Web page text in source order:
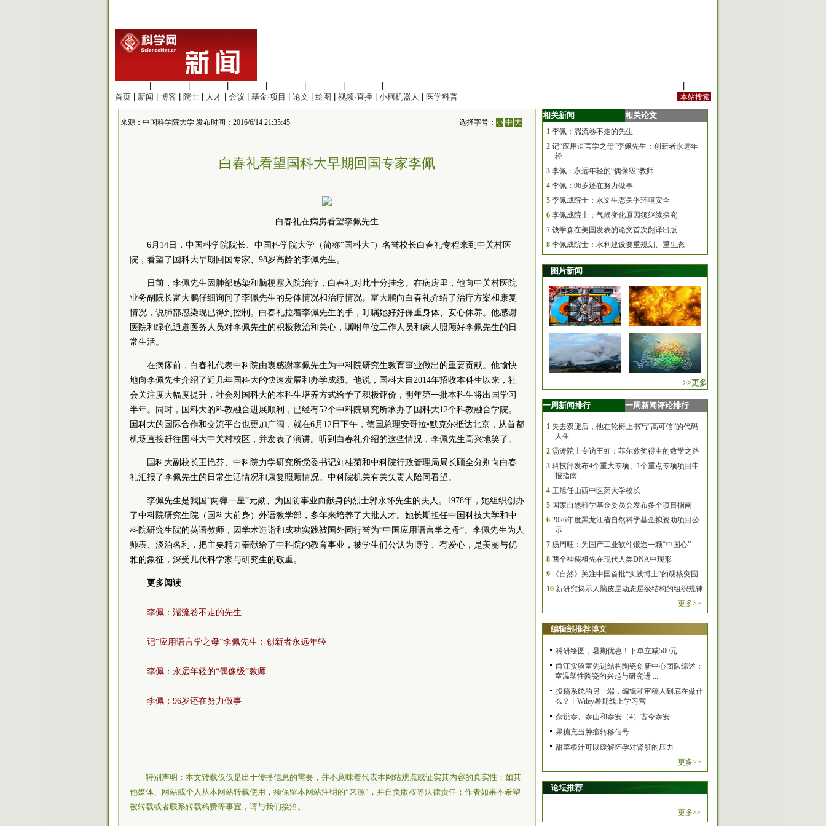
首页
新闻 博客 院士 人才 会议 基金·项目 论文 绘图 视频·直播 小柯机器人 医学科普
来源：中国科学院大学 发布时间：2016/6/14 21:35:45 选择字号：小 中 大
白春礼看望国科大早期回国专家李佩
白春礼在病房看望李佩先生
6月14日，中国科学院院长、中国科学院大学（简称“国科大”）名誉校长白春礼专程来到中关村医
院，看望了国科大早期回国专家、98岁高龄的李佩先生。
日前，李佩先生因肺部感染和脑梗塞入院治疗，白春礼对此十分挂念。在病房里，他向中关村医院
业务副院长富大鹏仔细询问了李佩先生的身体情况和治疗情况。富大鹏向白春礼介绍了治疗方案和康复
情况，说肺部感染现已得到控制。白春礼拉着李佩先生的手，叮嘱她好好保重身体、安心休养。他感谢
医院和绿色通道医务人员对李佩先生的积极救治和关心，嘱咐单位工作人员和家人照顾好李佩先生的日
常生活。
在病床前，白春礼代表中科院由衷感谢李佩先生为中科院研究生教育事业做出的重要贡献。他愉快
地向李佩先生介绍了近几年国科大的快速发展和办学成绩。他说，国科大自2014年招收本科生以来，社
会关注度大幅度提升，社会对国科大的本科生培养方式给予了积极评价，明年第一批本科生将出国学习
半年。同时，国科大的科教融合进展顺利，已经有52个中科院研究所承办了国科大12个科教融合学院。
国科大的国际合作和交流平台也更加广阔，就在6月12日下午，德国总理安哥拉•默克尔抵达北京，从首都
机场直接赶往国科大中关村校区，并发表了演讲。听到白春礼介绍的这些情况，李佩先生高兴地笑了。
国科大副校长王艳芬、中科院力学研究所党委书记刘桂菊和中科院行政管理局局长顾全分别向白春
礼汇报了李佩先生的日常生活情况和康复照顾情况。中科院机关有关负责人陪同看望。
李佩先生是我国“两弹一星”元勋、为国防事业而献身的烈士郭永怀先生的夫人。1978年，她组织创办
了中科院研究生院（国科大前身）外语教学部，多年来培养了大批人才。她长期担任中国科技大学和中
科院研究生院的英语教师，因学术造诣和成功实践被国外同行誉为“中国应用语言学之母”。李佩先生为人
师表、淡泊名利，把主要精力奉献给了中科院的教育事业，被学生们公认为博学、有爱心，是美丽与优
雅的象征，深受几代科学家与研究生的敬重。
更多阅读
李佩：湍流卷不走的先生
记“应用语言学之母”李佩先生：创新者永远年轻
李佩：永远年轻的“偶像级”教师
李佩：96岁还在努力做事
特别声明：本文转载仅仅是出于传播信息的需要，并不意味着代表本网站观点或证实其内容的真实性；如其
他媒体、网站或个人从本网站转载使用，须保留本网站注明的“来源”，并自负版权等法律责任；作者如果不希望
被转载或者联系转载稿费等事宜，请与我们接洽。
相关新闻 相关论文
1 李佩：湍流卷不走的先生
2 记“应用语言学之母”李佩先生：创新者永远年
轻
3 李佩：永远年轻的“偶像级”教师
4 李佩：96岁还在努力做事
5 李佩成院士：水文生态关乎环境安全
6 李佩成院士：气候变化原因须继续探究
7 钱学森在美国发表的论文首次翻译出版
8 李佩成院士：水利建设要重规划、重生态
图片新闻
>>更多
一周新闻排行 一周新闻评论排行
1 失去双腿后，他在轮椅上书写“高可信”的代码
人生
2 汤涛院士专访王虹：菲尔兹奖得主的数学之路
3 科技部发布4个重大专项、1个重点专项项目申
报指南
4 王旭任山西中医药大学校长
5 国家自然科学基金委员会发布多个项目指南
6 2026年度黑龙江省自然科学基金拟资助项目公
示
7 杨周旺：为国产工业软件锻造一颗“中国心”
8 两个神秘祖先在现代人类DNA中现形
9
《自然》关注中国首批“实践博士”的硬核突围
10 新研究揭示人脑皮层动态层级结构的组织规律
更多>>
编辑部推荐博文
科研绘图，暑期优惠！下单立减500元
甬江实验室先进结构陶瓷创新中心团队综述：
室温塑性陶瓷的兴起与研究进 ...
投稿系统的另一端，编辑和审稿人到底在做什
么？丨Wiley暑期线上学习营
杂说泰、泰山和泰安（4）古今泰安
果糖充当肿瘤转移信号
甜菜根汁可以缓解怀孕对肾脏的压力
更多>>
论坛推荐
更多>>